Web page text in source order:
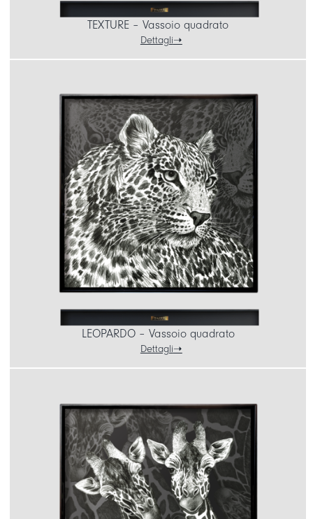
TEXTURE – Vassoio quadrato
Dettagli
LEOPARDO – Vassoio quadrato
Dettagli